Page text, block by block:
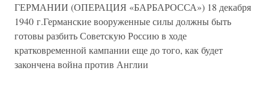
ГЕРМАНИИ (ОПЕРАЦИЯ «БАРБАРОССА») 18 декабря
1940 г.Германские вооруженные силы должны быть
готовы разбить Советскую Россию в ходе
кратковременной кампании еще до того, как будет
закончена война против Англии